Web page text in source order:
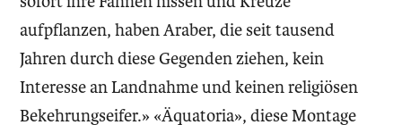
aufpflanzen, haben Araber, die seit tausend
Jahren durch diese Gegenden ziehen, kein
Interesse an Landnahme und keinen religiösen
Bekehrungseifer.» «Äquatoria», diese Montage